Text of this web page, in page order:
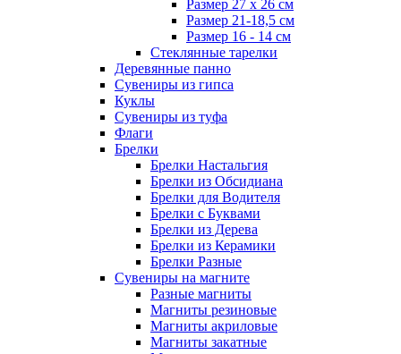
Размер 27 х 26 см
Размер 21-18,5 см
Размер 16 - 14 см
Стеклянные тарелки
Деревянные панно
Сувениры из гипса
Куклы
Сувениры из туфа
Флаги
Брелки
Брелки Настальгия
Брелки из Обсидиана
Брелки для Водителя
Брелки с Буквами
Брелки из Дерева
Брелки из Керамики
Брелки Разные
Сувениры на магните
Разные магниты
Магниты резиновые
Магниты акриловые
Магниты закатные